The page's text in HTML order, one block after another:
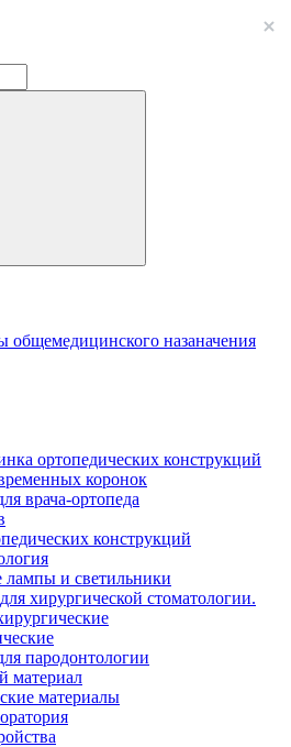
общемедицинского назаначения
ортопедических конструкций
коронок
врача-ортопеда
конструкций
и светильники
хирургической стоматологии.
пародонтологии
материал
материалы